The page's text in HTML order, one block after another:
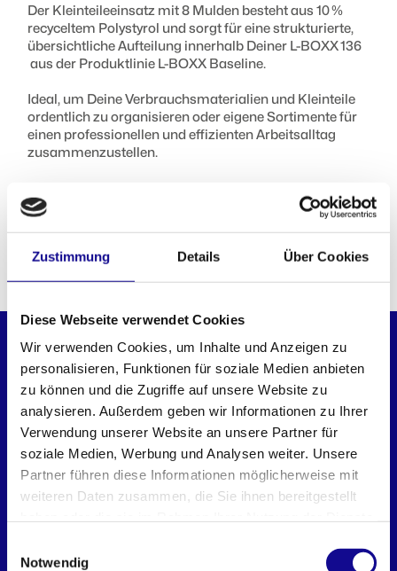
Zustimmung Details Über Cookies
Diese Webseite verwendet Cookies
Wir verwenden Cookies, um Inhalte und Anzeigen zu
personalisieren, Funktionen für soziale Medien anbieten
zu können und die Zugriffe auf unsere Website zu
analysieren. Außerdem geben wir Informationen zu Ihrer
Verwendung unserer Website an unsere Partner für
soziale Medien, Werbung und Analysen weiter. Unsere
Partner führen diese Informationen möglicherweise mit
weiteren Daten zusammen, die Sie ihnen bereitgestellt
Notwendig
Gewicht :
0,3 kg
Der Kleinteileeinsatz mit 8 Mulden besteht aus 10 %
recyceltem Polystyrol und sorgt für eine strukturierte,
übersichtliche Aufteilung innerhalb Deiner L-BOXX 136
aus der Produktlinie L-BOXX Baseline.
Ideal, um Deine Verbrauchsmaterialien und Kleinteile
ordentlich zu organisieren oder eigene Sortimente für
einen professionellen und effizienten Arbeitsalltag
zusammenzustellen.
Du Deine Inhalte sicher und vermischungsfrei – selbst
PASST PERFEKT DAZU
BASELINE